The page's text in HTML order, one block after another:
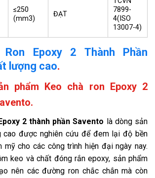
≤250
(mm3)
ĐẠT
7899-
4(ISO
13007-4)
Ron Epoxy 2 Thành Phần
lượng cao.
phẩm Keo chà ron Epoxy 2
2 thành phần Savento là dòng sản
cao được nghiên cứu để đem lại độ bền
cho các công trình hiện đại ngày nay.
keo và chất đóng rắn epoxy, sản phẩm
nên các đường ron chắc chắn mà còn